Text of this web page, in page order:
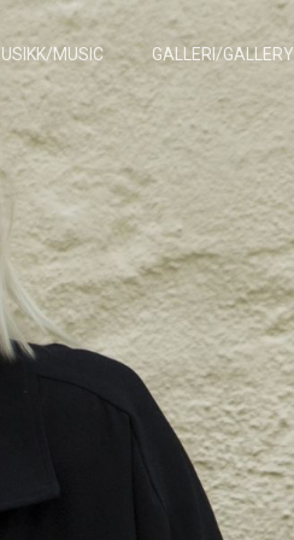
MUSIC GALLERI/GALLERY